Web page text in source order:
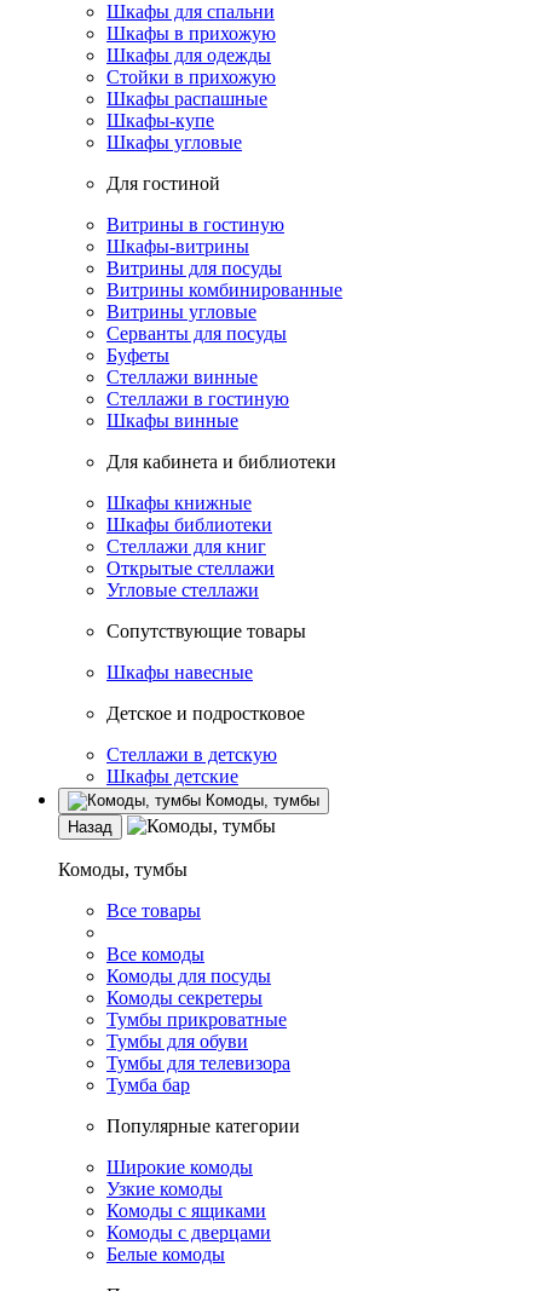
Шкафы для спальни
Шкафы в прихожую
Шкафы для одежды
Стойки в прихожую
Шкафы распашные
Шкафы-купе
Шкафы угловые
Для гостиной
Витрины в гостиную
Шкафы-витрины
Витрины для посуды
Витрины комбинированные
Витрины угловые
Серванты для посуды
Буфеты
Стеллажи винные
Стеллажи в гостиную
Шкафы винные
Для кабинета и библиотеки
Шкафы книжные
Шкафы библиотеки
Стеллажи для книг
Открытые стеллажи
Угловые стеллажи
Сопутствующие товары
Шкафы навесные
Детское и подростковое
Стеллажи в детскую
Шкафы детские
Комоды, тумбы
Назад
Комоды, тумбы
Все товары
Все комоды
Комоды для посуды
Комоды секретеры
Тумбы прикроватные
Тумбы для обуви
Тумбы для телевизора
Тумба бар
Популярные категории
Широкие комоды
Узкие комоды
Комоды с ящиками
Комоды с дверцами
Белые комоды